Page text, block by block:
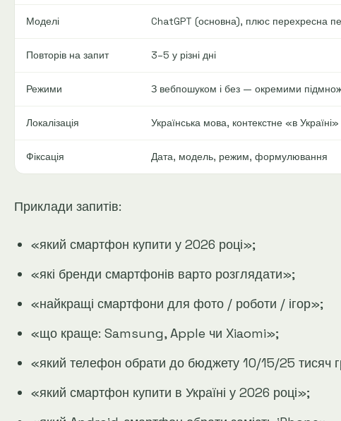
Моделі ChatGPT (основна), плюс перехресна
Повторів на запит 3–5 у різні дні
Режими З вебпошуком і без — окремими
Локалізація Українська мова, контекстне «в
Фіксація Дата, модель, режим, формулювання
Приклади запитів:
«який смартфон купити у 2026 році»;
«які бренди смартфонів варто розглядати»;
«найкращі смартфони для фото / роботи / ігор»;
«що краще: Samsung, Apple чи Xiaomi»;
«який телефон обрати до бюджету 10/15/25 тисяч
«який смартфон купити в Україні у 2026 році»;